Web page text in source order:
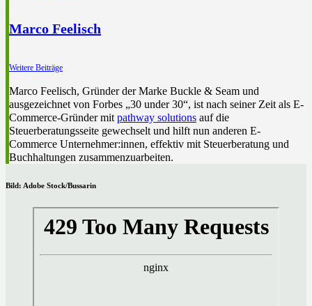
Marco Feelisch
Weitere Beiträge
Marco Feelisch, Gründer der Marke Buckle & Seam und
ausgezeichnet von Forbes „30 under 30“, ist nach seiner Zeit als E-
Commerce-Gründer mit pathway solutions auf die
Steuerberatungsseite gewechselt und hilft nun anderen E-
Commerce Unternehmer:innen, effektiv mit Steuerberatung und
Buchhaltungen zusammenzuarbeiten.
Bild: Adobe Stock/Bussarin